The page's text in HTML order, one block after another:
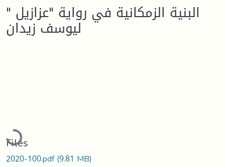
البنية الزمكانية في رواية "عزازيل "
ليوسف زيدان
Loading...
Files
2020-100.pdf(9.81 MB)